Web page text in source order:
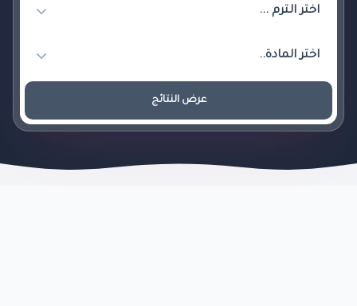
عرض النتائج